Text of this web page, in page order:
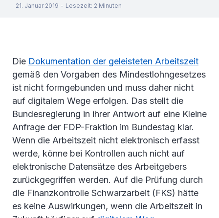
21. Januar 2019 - Lesezeit: 2 Minuten
Die Dokumentation der geleisteten Arbeitszeit
gemäß den Vorgaben des Mindestlohngesetzes
ist nicht formgebunden und muss daher nicht
auf digitalem Wege erfolgen. Das stellt die
Bundesregierung in ihrer Antwort auf eine Kleine
Anfrage der FDP-Fraktion im Bundestag klar.
Wenn die Arbeitszeit nicht elektronisch erfasst
werde, könne bei Kontrollen auch nicht auf
elektronische Datensätze des Arbeitgebers
zurückgegriffen werden. Auf die Prüfung durch
die Finanzkontrolle Schwarzarbeit (FKS) hätte
es keine Auswirkungen, wenn die Arbeitszeit in